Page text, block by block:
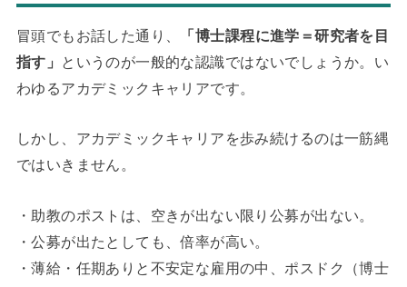
冒頭でもお話した通り、
「博士課程に進学＝研究者を目
指す」
というのが一般的な認識ではないでしょうか。い
わゆるアカデミックキャリアです。
しかし、アカデミックキャリアを歩み続けるのは一筋縄
ではいきません。
・助教のポストは、空きが出ない限り公募が出ない。
・公募が出たとしても、倍率が高い。
・薄給・任期ありと不安定な雇用の中、ポスドク（博士